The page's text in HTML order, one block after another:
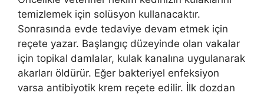
temizlemek için solüsyon kullanacaktır.
Sonrasında evde tedaviye devam etmek için
reçete yazar. Başlangıç düzeyinde olan vakalar
için topikal damlalar, kulak kanalına uygulanarak
akarları öldürür. Eğer bakteriyel enfeksiyon
varsa antibiyotik krem reçete edilir. İlk dozdan